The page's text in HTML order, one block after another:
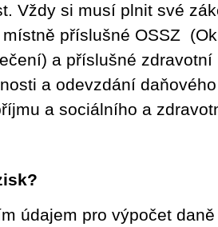
Vždy si musí plnit své
příslušné OSSZ
a příslušné
a odevzdání
a sociálního a
údajem pro výpočet